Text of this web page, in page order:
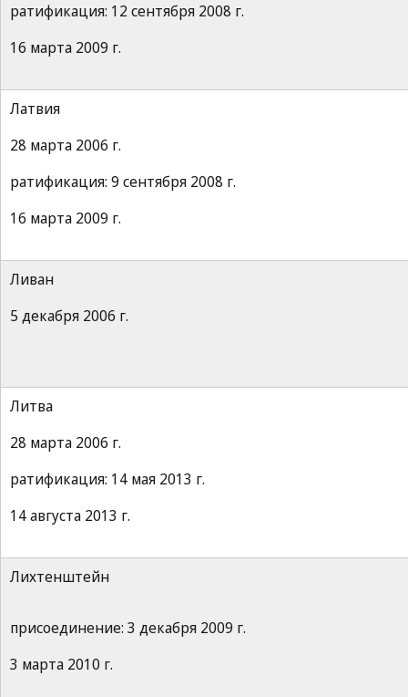
ратификация: 12 сентября 2008 г.
16 марта 2009 г.
Латвия
28 марта 2006 г.
ратификация: 9 сентября 2008 г.
16 марта 2009 г.
Ливан
5 декабря 2006 г.
Литва
28 марта 2006 г.
ратификация: 14 мая 2013 г.
14 августа 2013 г.
Лихтенштейн
присоединение: 3 декабря 2009 г.
3 марта 2010 г.